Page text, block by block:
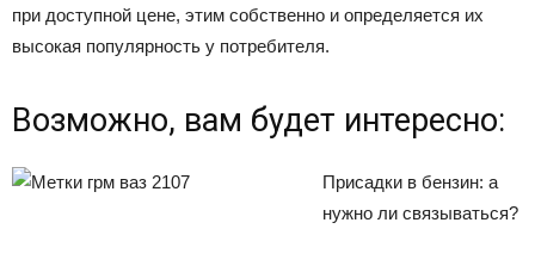
при доступной цене, этим собственно и определяется их
высокая популярность у потребителя.
Возможно, вам будет интересно:
Присадки в бензин: а
нужно ли связываться?